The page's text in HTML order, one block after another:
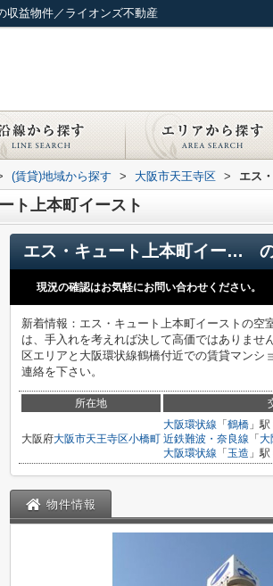
収益物件／ライオンズ不動産
(賃貸)地域から探す > 大阪市天王寺区 > エス
ト上本町イースト
エス・キュート上本町イースト
現況の確認はお気軽にお問い合わせください。
新着情報：エス・キュート上本町イーストの空
は、手入れを考えれば決して高価ではありま
区エリアと大阪環状線鶴橋付近での賃貸マン
連絡を下さい。
所在地
大阪府大阪市天王寺区小橋町
大阪環状線 「 鶴橋 」
近鉄難波・奈良線 「 大
大阪環状線 「 玉造 」
物件情報